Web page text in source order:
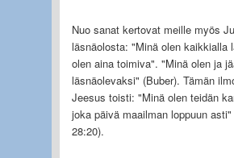
Nuo sanat kertovat meille myös
läsnäolosta: "Minä olen kaikkialla
olen aina toimiva". "Minä olen ja
läsnäolevaksi" (Buber). Tämän
Jeesus toisti: "Minä olen teidän
joka päivä maailman loppuun
28:20).